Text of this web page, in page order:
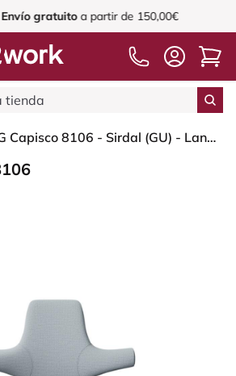
gratuitoa partir de 150,00€
HÅG Capisco 8106 - Sirdal (GU) - Lana - SRD120 Light grey - Black - 265 mm (seat height 53-79cm) - Glides